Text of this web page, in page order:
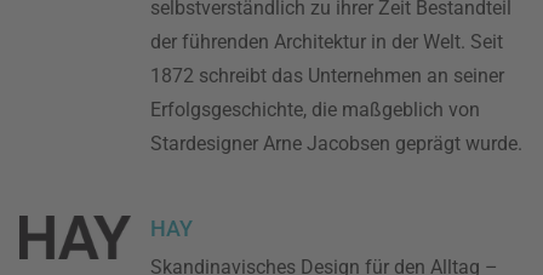
selbstverständlich zu ihrer Zeit Bestandteil
der führenden Architektur in der Welt. Seit
1872 schreibt das Unternehmen an seiner
Erfolgsgeschichte, die maßgeblich von
Stardesigner Arne Jacobsen geprägt wurde.
HAY
Skandinavisches Design für den Alltag –